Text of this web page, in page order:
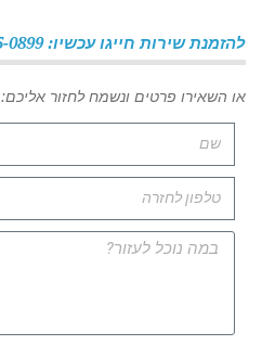
להזמנת שירות חייגו עכשיו: 055-925-0899
או השאירו פרטים ונשמח לחזור אליכם: